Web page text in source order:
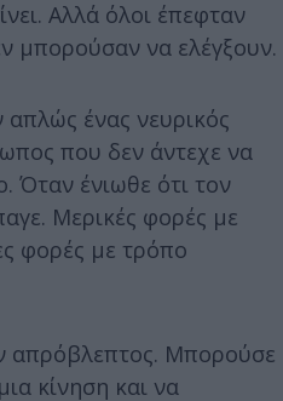
Αλλά όλοι έπεφταν
μπορούσαν να ελέγξουν.
απλώς ένας νευρικός
που δεν άντεχε να
Όταν ένιωθε ότι τον
Μερικές φορές με
φορές με τρόπο
απρόβλεπτος. Μπορούσε
κίνηση και να